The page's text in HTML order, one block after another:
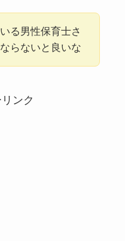
る男性保育士さ
らないと良いな
ンク